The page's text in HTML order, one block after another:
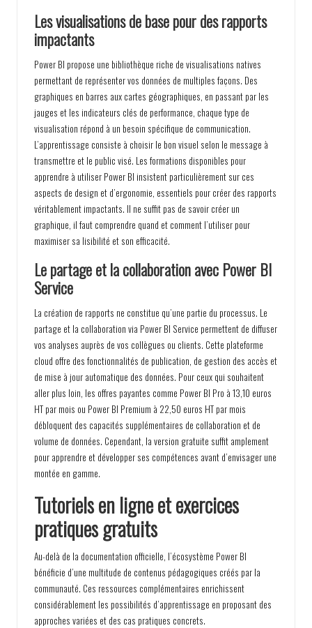
Les visualisations de base pour des rapports
impactants
Power BI propose une bibliothèque riche de visualisations natives
permettant de représenter vos données de multiples façons. Des
graphiques en barres aux cartes géographiques, en passant par les
jauges et les indicateurs clés de performance, chaque type de
visualisation répond à un besoin spécifique de communication.
L’apprentissage consiste à choisir le bon visuel selon le message à
transmettre et le public visé. Les formations disponibles pour
apprendre à utiliser Power BI insistent particulièrement sur ces
aspects de design et d’ergonomie, essentiels pour créer des rapports
véritablement impactants. Il ne suffit pas de savoir créer un
graphique, il faut comprendre quand et comment l’utiliser pour
maximiser sa lisibilité et son efficacité.
Le partage et la collaboration avec Power BI
Service
La création de rapports ne constitue qu’une partie du processus. Le
partage et la collaboration via Power BI Service permettent de diffuser
vos analyses auprès de vos collègues ou clients. Cette plateforme
cloud offre des fonctionnalités de publication, de gestion des accès et
de mise à jour automatique des données. Pour ceux qui souhaitent
aller plus loin, les offres payantes comme Power BI Pro à 13,10 euros
HT par mois ou Power BI Premium à 22,50 euros HT par mois
débloquent des capacités supplémentaires de collaboration et de
volume de données. Cependant, la version gratuite suffit amplement
pour apprendre et développer ses compétences avant d’envisager une
montée en gamme.
Tutoriels en ligne et exercices
pratiques gratuits
Au-delà de la documentation officielle, l’écosystème Power BI
bénéficie d’une multitude de contenus pédagogiques créés par la
communauté. Ces ressources complémentaires enrichissent
considérablement les possibilités d’apprentissage en proposant des
approches variées et des cas pratiques concrets.